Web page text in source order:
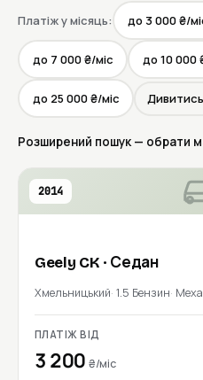
Платіж у місяць: до 3 000 ₴/
до 7 000 ₴/міс до 10 000
до 25 000 ₴/міс Дивитись
Розширений пошук — обрати
2014
Geely CK · Седан
Хмельницький 1.5 Бензин
ПЛАТІЖ ВІД
3 200₴/міс